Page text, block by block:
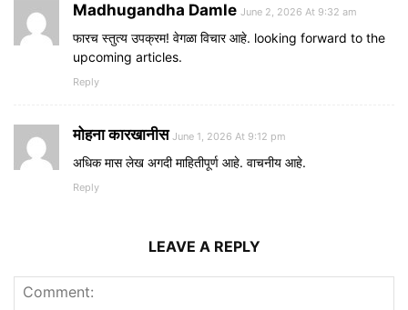
Madhugandha Damle June 2, 2026 At 9:32 am
फारच स्तुत्य उपक्रम! वेगळा विचार आहे. looking forward to the
upcoming articles.
Reply
मोहना कारखानीस June 1, 2026 At 9:12 pm
अधिक मास लेख अगदी माहितीपूर्ण आहे. वाचनीय आहे.
Reply
LEAVE A REPLY